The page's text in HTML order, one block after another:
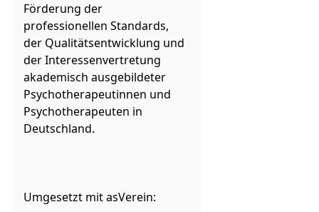
Förderung der
professionellen Standards,
der Qualitätsentwicklung und
der Interessenvertretung
akademisch ausgebildeter
Psychotherapeutinnen und
Psychotherapeuten in
Deutschland.
Umgesetzt mit asVerein: